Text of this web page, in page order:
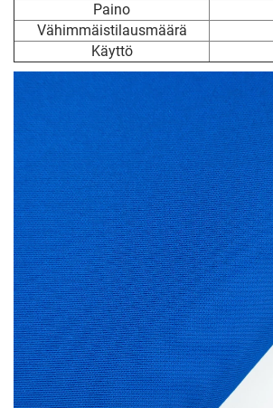
Paino
Vähimmäistilausmäärä
Käyttö